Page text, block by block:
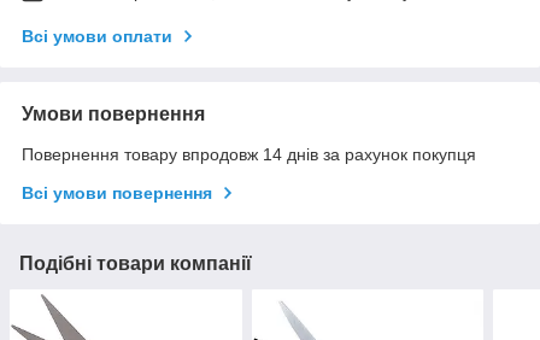
Всі умови оплати
Умови повернення
Повернення товару впродовж 14 днів за рахунок покупця
Всі умови повернення
Подібні товари компанії